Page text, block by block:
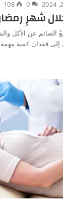
0
108
شهرِ
الصائم عن الأكل
إلى فقدان كمية